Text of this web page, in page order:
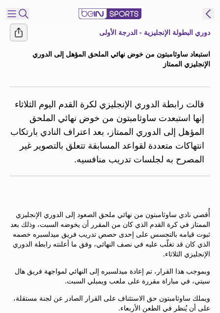
ع
إدارة
التنبيهات
انضم
إلى
beIN CONNECT
beIN MEDIA GROUP
ترددات beIN SPORTS
الأسئلة الأكثر شيوعاً
احصل على beIN
معلومات عن هذا الموقع
دوري البطولة الإنجليزية - الدرجة الأولى
استبعاد ساوثامبتون من خوض نهائي الملحق المؤهل إلى الدوري
الإنجليزي الممتاز
قالت رابطة الدوري الإنجليزي لكرة القدم اليوم الثلاثاء
إنها استبعدت ساوثامبتون من خوض نهائي الملحق
المؤهل إلى الدوري الممتاز، بعد اعتراف النادي بارتكاب
انتهاكات متعددة لقواعد المسابقة تتعلق بالتصوير غير
المصرح به لجلسات تدريب منافسيه.
أُقصي نادي ساوثامبتون من نهائي ملحق الصعود إلى الدوري الإنجليزي
الممتاز في كرة القدم الذي كان من المقرر أن يخوضه السبت، وذلك بعد
ثبوت قيامه بالتجسس على إحدى حصص تدريب فريق ميدلسبره خصمه
الذي كان قد تغلّب عليه في نصف النهائي، وفق ما أعلنته رابطة الدوري
الإنجليزي الثلاثاء.
وبموجب هذا القرار، تم إعادة ميدلسبره إلى النهائي لمواجهة فريق هال
سيتي، في مباراة مقررة على ملعب ويمبلي السبت.
ويملك ساوثامبتون حق الاستئناف على القرار الصادر عن لجنة مستقلة،
على أن يُنظر في الطعن الأربعاء.